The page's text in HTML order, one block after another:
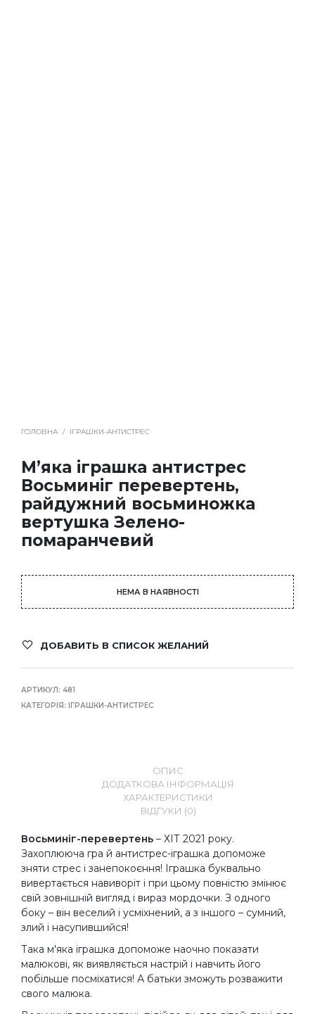
ГОЛОВНА / ІГРАШКИ-АНТИСТРЕС
М’яка іграшка антистрес
Восьминіг перевертень,
райдужний восьминожка
вертушка Зелено-
помаранчевий
НЕМА В НАЯВНОСТІ
ДОБАВИТЬ В СПИСОК ЖЕЛАНИЙ
АРТИКУЛ: 481
КАТЕГОРІЯ: ІГРАШКИ-АНТИСТРЕС
ОПИС
ДОДАТКОВА ІНФОРМАЦІЯ
ХАРАКТЕРИСТИКИ
ВІДГУКИ (0)
Восьминіг-перевертень – ХІТ 2021 року.
Захоплююча гра й антистрес-іграшка допоможе
зняти стрес і занепокоєння! Іграшка буквально
вивертається навиворіт і при цьому повністю змінює
свій зовнішній вигляд і вираз мордочки. З одного
боку – він веселий і усміхнений, а з іншого – сумний,
злий і насупившийся!
Така м'яка іграшка допоможе наочно показати
малюкові, як виявляється настрій і навчить його
побільше посміхатися! А батьки зможуть розважити
свого малюка.